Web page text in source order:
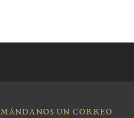
MÁNDANOS UN CORREO